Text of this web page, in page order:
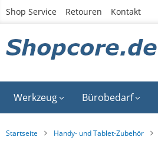
Zum
Shop Service Retouren Kontakt
Werkzeug Bürobedarf
Startseite Handy- und Tablet-Zubehör